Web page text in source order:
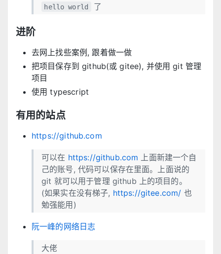
hello world 了
进阶
去网上找些案例, 跟着做一做
把项目保存到 github(或 gitee), 并使用 git 管理
项目
使用 typescript
有用的站点
https://github.com
可以在 https://github.com 上面新建一个自
己的账号, 代码可以保存在里面。上面说的
git 就可以用于管理 github 上的项目的。
(如果实在没有梯子, https://gitee.com/ 也
勉强能用)
阮一峰的网络日志
大佬